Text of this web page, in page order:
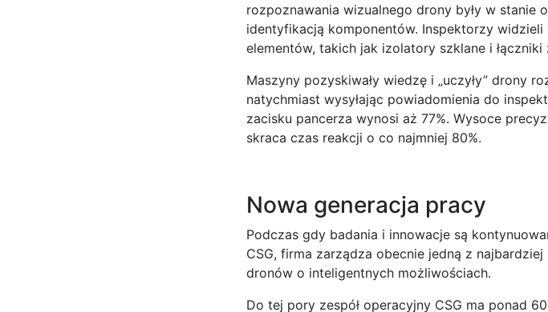
rozpoznawania wizualnego drony były w stanie
identyfikacją komponentów. Inspektorzy
elementów, takich jak izolatory szklane i
Maszyny pozyskiwały wiedzę i „uczyły” drony
natychmiast wysyłając powiadomienia do
zacisku pancerza wynosi aż 77%. Wysoce
skraca czas reakcji o co najmniej 80%.
Nowa generacja pracy
Podczas gdy badania i innowacje są
CSG, firma zarządza obecnie jedną z
dronów o inteligentnych możliwościach.
Do tej pory zespół operacyjny CSG ma ponad